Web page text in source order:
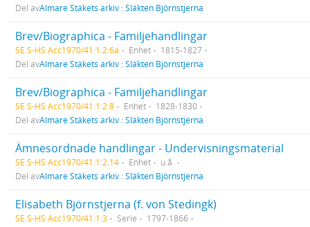
Del avAlmare Stäkets arkiv : Släkten Björnstjerna
Brev/Biographica - Familjehandlingar
SE S-HS Acc1970/41:1:2:6a Enhet
1815-1827
Del avAlmare Stäkets arkiv : Släkten Björnstjerna
Brev/Biographica - Familjehandlingar
SE S-HS Acc1970/41:1:2:8 Enhet
1828-1830
Del avAlmare Stäkets arkiv : Släkten Björnstjerna
Ämnesordnade handlingar - Undervisningsmaterial
SE S-HS Acc1970/41:1:2:14 Enhet
u.å.
Del avAlmare Stäkets arkiv : Släkten Björnstjerna
Elisabeth Björnstjerna (f. von Stedingk)
SE S-HS Acc1970/41:1:3 Serie
1797-1866